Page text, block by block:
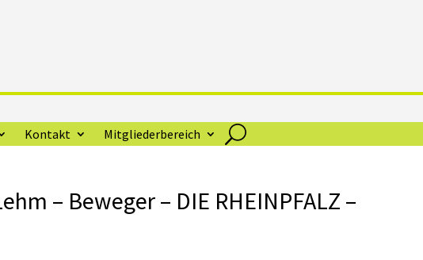
Kontakt Mitgliederbereich
– Beweger – DIE RHEINPFALZ –